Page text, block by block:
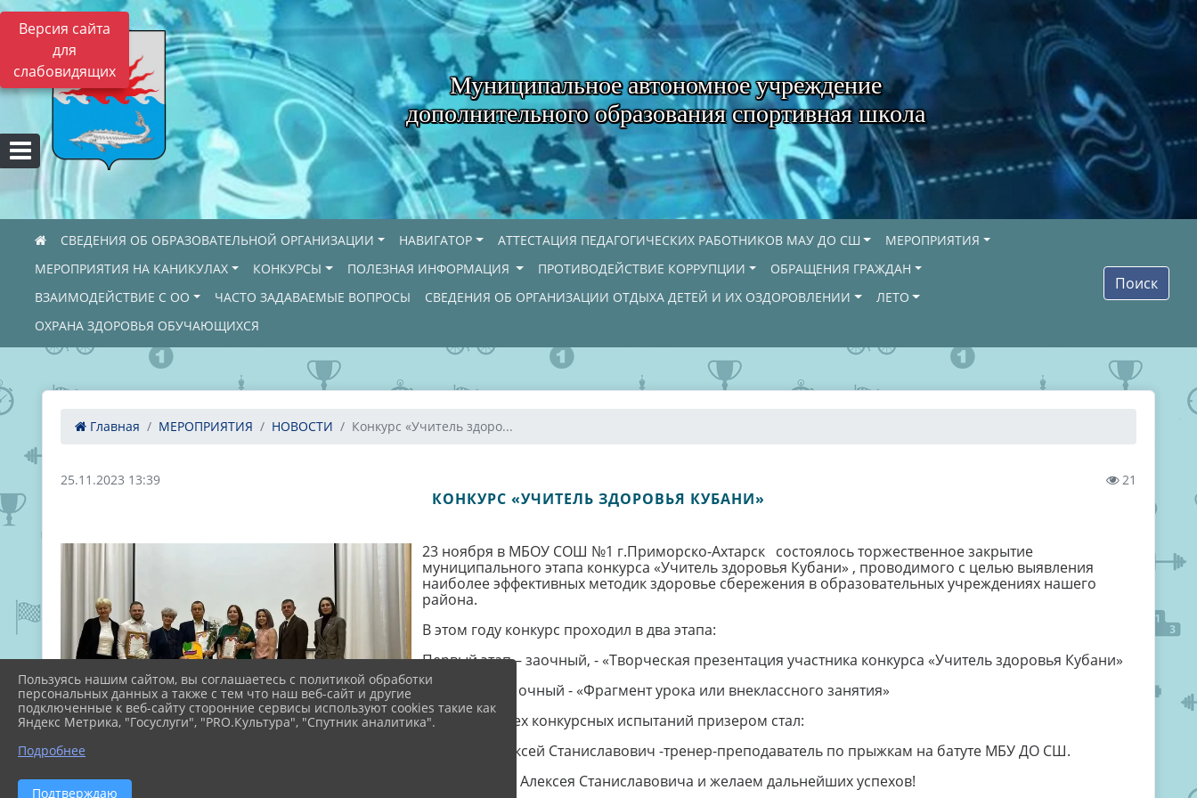
Версия сайта
для
слабовидящих
Муниципальное автономное учреждение
дополнительного образования спортивная школа
СВЕДЕНИЯ ОБ ОБРАЗОВАТЕЛЬНОЙ ОРГАНИЗАЦИИ НАВИГАТОР АТТЕСТАЦИЯ ПЕДАГОГИЧЕСКИХ РАБОТНИКОВ МАУ ДО СШ
МЕРОПРИЯТИЯ
МЕРОПРИЯТИЯ НА КАНИКУЛАХ
КОНКУРСЫ ПОЛЕЗНАЯ ИНФОРМАЦИЯ ПРОТИВОДЕЙСТВИЕ КОРРУПЦИИ
ОБРАЩЕНИЯ ГРАЖДАН
ВЗАИМОДЕЙСТВИЕ С ОО
ЧАСТО ЗАДАВАЕМЫЕ ВОПРОСЫ СВЕДЕНИЯ ОБ ОРГАНИЗАЦИИ ОТДЫХА ДЕТЕЙ И ИХ ОЗДОРОВЛЕНИИ
ЛЕТО
ОХРАНА ЗДОРОВЬЯ ОБУЧАЮЩИХСЯ
Поиск
Главная МЕРОПРИЯТИЯ НОВОСТИ Конкурс «Учитель здоро...
25.11.2023 13:39 21
КОНКУРС «УЧИТЕЛЬ ЗДОРОВЬЯ КУБАНИ»
23 ноября в МБОУ СОШ №1 г.Приморско-Ахтарск состоялось торжественное закрытие
муниципального этапа конкурса «Учитель здоровья Кубани» , проводимого с целью выявления
наиболее эффективных методик здоровье сбережения в образовательных учреждениях нашего
района.
В этом году конкурс проходил в два этапа:
Первый этап – заочный, - «Творческая презентация участника конкурса «Учитель здоровья Кубани»
Второй этап - очный - «Фрагмент урока или внеклассного занятия»
По итогам всех конкурсных испытаний призером стал:
🥈Зенков Алексей Станиславович -тренер-преподаватель по прыжкам на батуте МБУ ДО СШ.
Поздравляем Алексея Станиславовича и желаем дальнейших успехов!
Пользуясь нашим сайтом, вы соглашаетесь с политикой обработки
персональных данных а также с тем что наш веб-сайт и другие
подключенные к веб-сайту сторонние сервисы используют cookies такие как
Яндекс Метрика, "Госуслуги", "PRO.Культура", "Спутник аналитика".
Подробнее
Подтверждаю